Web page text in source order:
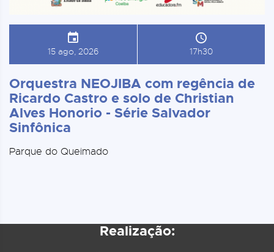
15 ago, 2026 17h30
Orquestra NEOJIBA com regência de
Ricardo Castro e solo de Christian
Alves Honorio - Série Salvador
Sinfônica
Parque do Queimado
Realização: